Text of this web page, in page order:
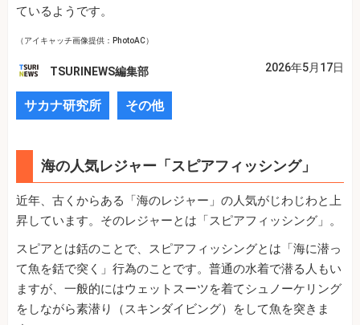
ているようです。
（アイキャッチ画像提供：PhotoAC）
TSURINEWS編集部 2026年5月17日
サカナ研究所 その他
海の人気レジャー「スピアフィッシング」
近年、古くからある「海のレジャー」の人気がじわじわと上
昇しています。そのレジャーとは「スピアフィッシング」。
スピアとは銛のことで、スピアフィッシングとは「海に潜っ
て魚を銛で突く」行為のことです。普通の水着で潜る人もい
ますが、一般的にはウェットスーツを着てシュノーケリング
をしながら素潜り（スキンダイビング）をして魚を突きま